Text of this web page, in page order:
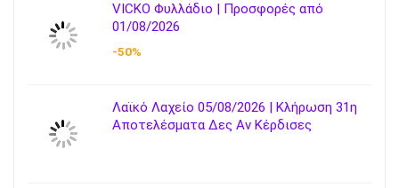
VICKO Φυλλάδιο | Προσφορές από
01/08/2026
-50%
Λαϊκό Λαχείο 05/08/2026 | Κλήρωση 31η
Αποτελέσματα Δες Αν Κέρδισες